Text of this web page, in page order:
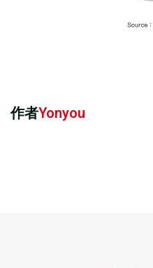
作者Yonyou